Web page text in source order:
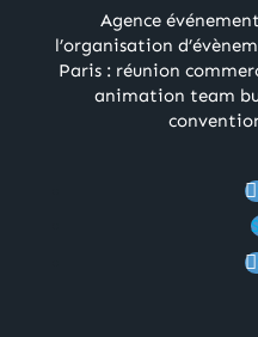
Agence
l’organisation
Paris : réunion
animation team